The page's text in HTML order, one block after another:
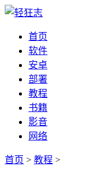
首页
软件
安卓
部署
教程
书籍
影音
网络
首页 > 教程 >